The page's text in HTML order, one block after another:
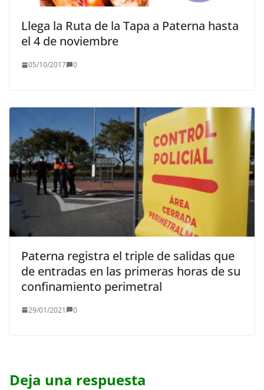
Llega la Ruta de la Tapa a Paterna hasta
el 4 de noviembre
05/10/2017 0
Paterna registra el triple de salidas que
de entradas en las primeras horas de su
confinamiento perimetral
29/01/2021 0
Deja una respuesta